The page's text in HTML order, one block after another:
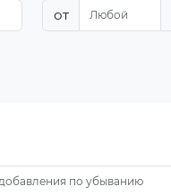
от